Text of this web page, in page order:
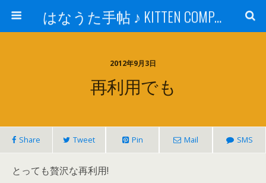
はなうた手帖 ♪ KITTEN COMPANY
2012年9月3日
再利用でも
Share Tweet Pin Mail SMS
とっても贅沢な再利用!